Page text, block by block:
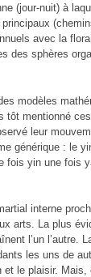
(jour-nuit) à
avec la
des sphères
modèles
tôt mentionné
leur
générique : le
fois yin une fois
interne
arts. La plus
l’un l’autre.
les uns de
le plaisir. Mais,